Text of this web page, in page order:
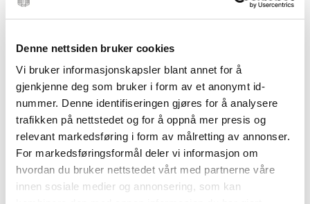
Denne nettsiden bruker cookies
Vi bruker informasjonskapsler blant annet for å
gjenkjenne deg som bruker i form av et anonymt id-
nummer. Denne identifiseringen gjøres for å analysere
trafikken på nettstedet og for å oppnå mer presis og
relevant markedsføring i form av målretting av annonser.
For markedsføringsformål deler vi informasjon om
hvordan du bruker nettstedet vårt med partnerne våre
innen sosiale medier og annonsering, som kan